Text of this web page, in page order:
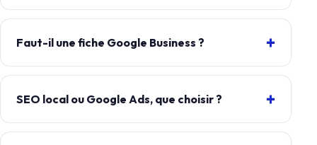
Faut-il une fiche Google Business ?
SEO local ou Google Ads, que choisir ?